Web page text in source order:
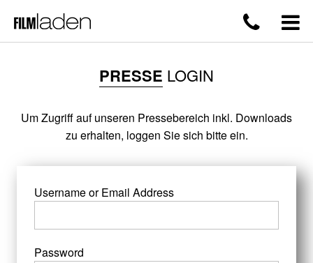
PRESSE LOGIN
Um Zugriff auf unseren Pressebereich inkl. Downloads
zu erhalten, loggen Sie sich bitte ein.
Username or Email Address
Password